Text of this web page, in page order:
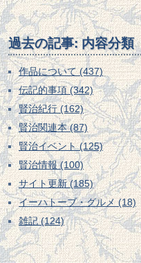
過去の記事: 内容分類
作品について (437)
伝記的事項 (342)
賢治紀行 (162)
賢治関連本 (87)
賢治イベント (125)
賢治情報 (100)
サイト更新 (185)
イーハトーブ・グルメ (18)
雑記 (124)